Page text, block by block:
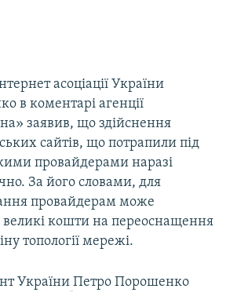
асоціації України
в коментарі агенції
заявив, що здійснення
сайтів, що потрапили під
провайдерами наразі
За його словами, для
провайдерам може
великі кошти на переоснащення
топології мережі.
України Петро Порошенко